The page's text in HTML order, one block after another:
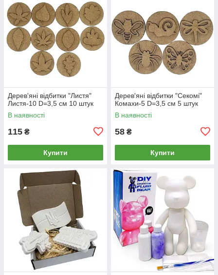
Дерев'яні відбитки "Листя"
Листя-10 D=3,5 см 10 штук
В наявності
115 ₴
Купити
Дерев'яні відбитки "Секомі"
Комахи-5 D=3,5 см 5 штук
В наявності
58 ₴
Купити